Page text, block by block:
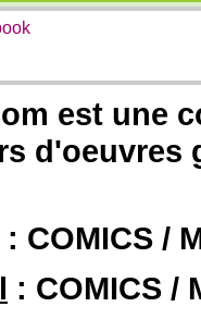
est une
d'oeuvres
: COMICS /
: COMICS /